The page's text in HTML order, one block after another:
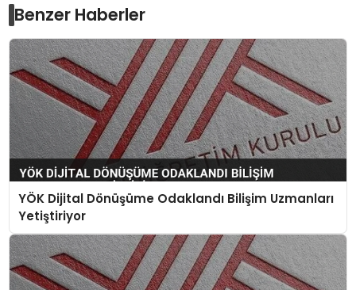
Benzer Haberler
YÖK Dijital Dönüşüme Odaklandı Bilişim Uzmanları
Yetiştiriyor